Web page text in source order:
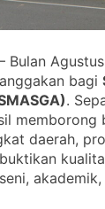
Bulan
bagi
.
memborong
daerah,